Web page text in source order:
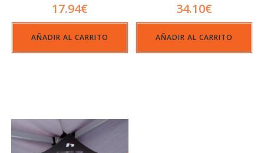
17.94€
AÑADIR AL CARRITO
34.10€
AÑADIR AL CARRITO